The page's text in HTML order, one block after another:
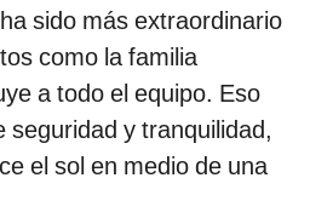
sido más extraordinario
como la familia
a todo el equipo. Eso
seguridad y tranquilidad,
el sol en medio de una